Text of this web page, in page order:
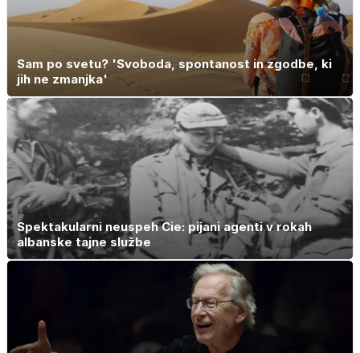
Sam po svetu? 'Svoboda, spontanost in zgodbe, ki
jih ne zmanjka'
Spektakularni neuspeh Cie: pijani agenti v rokah
albanske tajne službe